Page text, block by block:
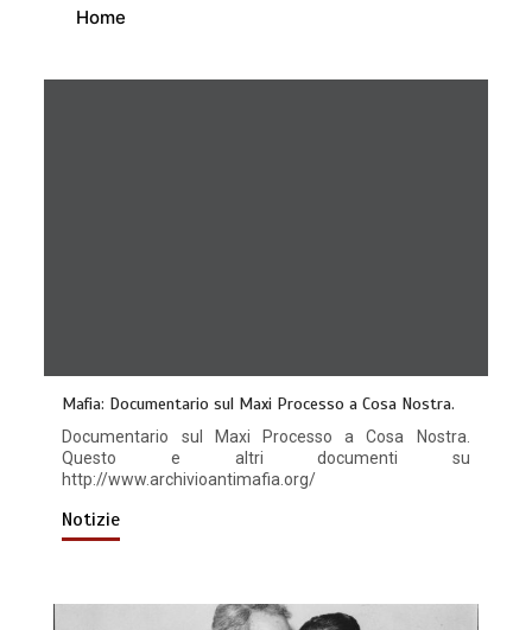
Home
Mafia: Documentario sul Maxi Processo a Cosa Nostra.
Documentario sul Maxi Processo a Cosa Nostra.
Questo e altri documenti su
http://www.archivioantimafia.org/
Notizie